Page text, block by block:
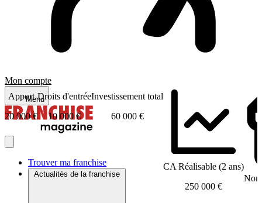
Mon compte
Menu
Trouver ma franchise
Actualités de la franchise
Apport
20 000 €
Droits d'entrée
10 000 €
Investissement total
60 000 €
CA Réalisable (2 ans)
250 000 €